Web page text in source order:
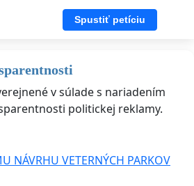
Spustiť petíciu
v súlade s nariadením
politickej reklamy.
NÁVRHU VETERNÝCH PARKOV